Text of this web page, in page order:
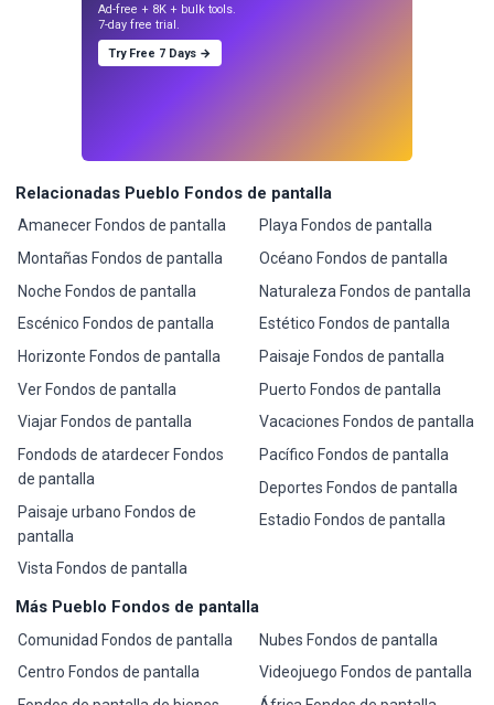
Ad-free + 8K + bulk tools.
7-day free trial.
Try Free 7 Days →
Relacionadas Pueblo Fondos de pantalla
Amanecer Fondos de pantalla
Montañas Fondos de pantalla
Noche Fondos de pantalla
Escénico Fondos de pantalla
Horizonte Fondos de pantalla
Ver Fondos de pantalla
Viajar Fondos de pantalla
Fondods de atardecer Fondos
de pantalla
Paisaje urbano Fondos de
pantalla
Vista Fondos de pantalla
Playa Fondos de pantalla
Océano Fondos de pantalla
Naturaleza Fondos de pantalla
Estético Fondos de pantalla
Paisaje Fondos de pantalla
Puerto Fondos de pantalla
Vacaciones Fondos de pantalla
Pacífico Fondos de pantalla
Deportes Fondos de pantalla
Estadio Fondos de pantalla
Más Pueblo Fondos de pantalla
Comunidad Fondos de pantalla
Centro Fondos de pantalla
Nubes Fondos de pantalla
Videojuego Fondos de pantalla